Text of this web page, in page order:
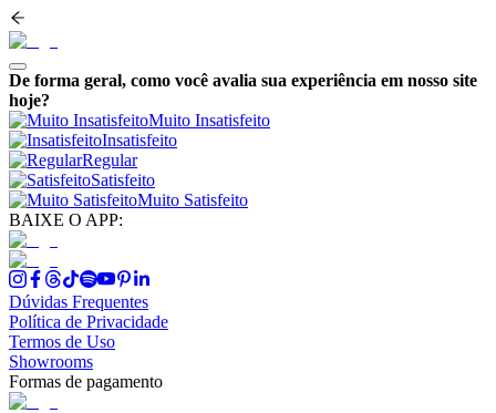
De forma geral, como você avalia sua experiência em nosso site
hoje?
Muito Insatisfeito
Insatisfeito
Regular
Satisfeito
Muito Satisfeito
BAIXE O APP:
Dúvidas Frequentes
Política de Privacidade
Termos de Uso
Showrooms
Formas de pagamento